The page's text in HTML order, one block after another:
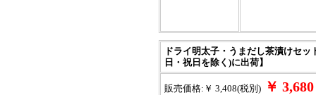
ドライ明太子・うまだし茶漬けセ
日・祝日を除く)に出荷】
販売価格:￥ 3,408(税別) ￥